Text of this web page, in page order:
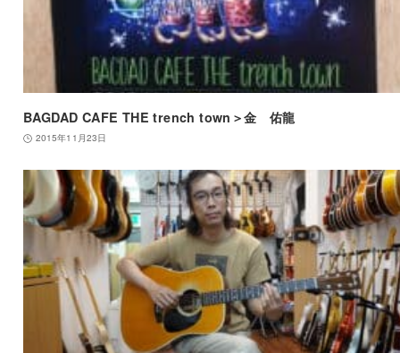
BAGDAD CAFE THE trench town＞金 佑龍
2015年11月23日